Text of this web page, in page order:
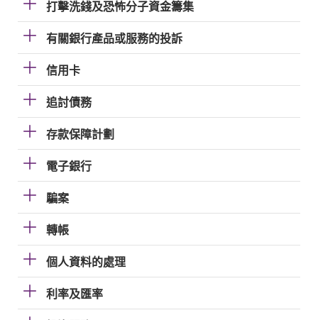
打擊洗錢及恐怖分子資金籌集
有關銀行產品或服務的投訴
信用卡
追討債務
存款保障計劃
電子銀行
騙案
轉帳
個人資料的處理
利率及匯率